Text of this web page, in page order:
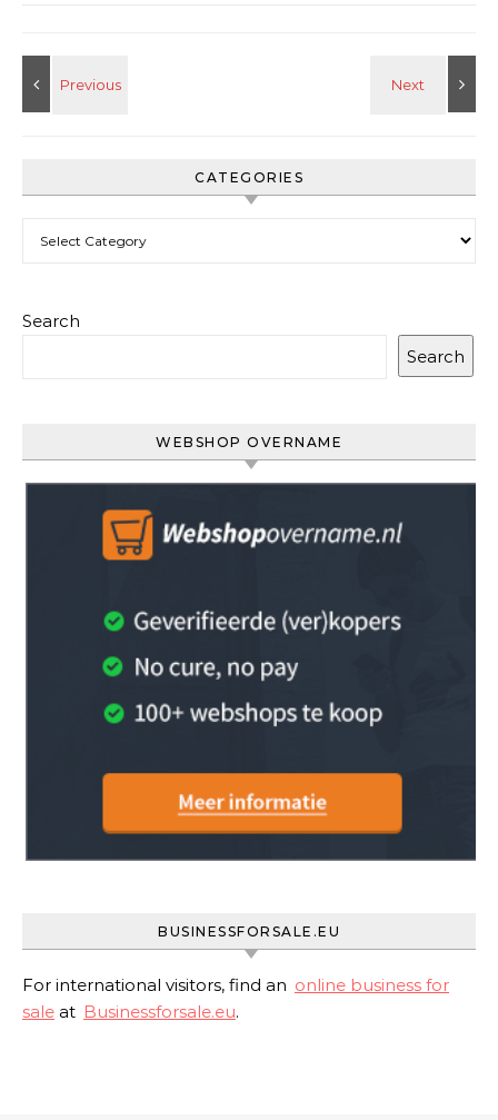
CATEGORIES
Search
Search
WEBSHOP OVERNAME
BUSINESSFORSALE.EU
For international visitors, find an online business for
sale at Businessforsale.eu.